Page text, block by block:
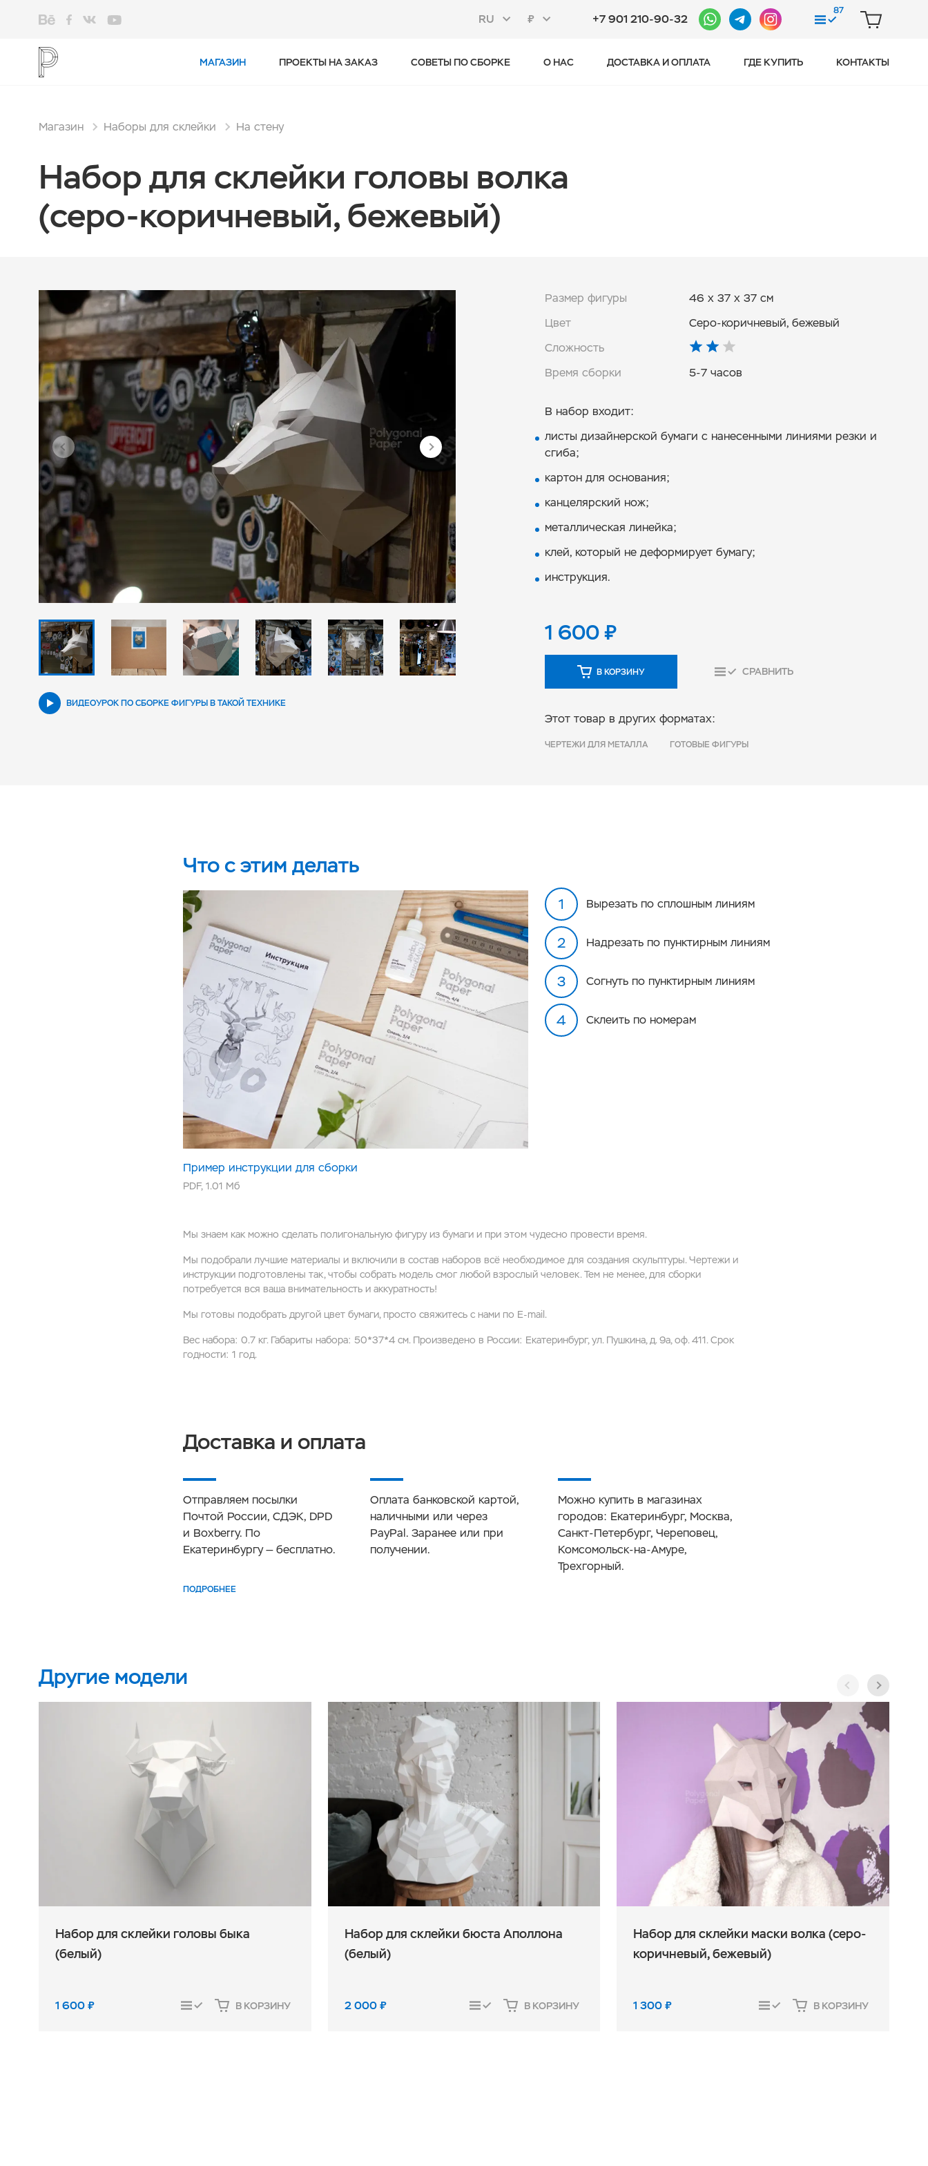
RU ₽ +7 901 210-90-32
87
СРАВНЕНИЕКОРЗИНА
МАГАЗИН ПРОЕКТЫ НА ЗАКАЗ СОВЕТЫ ПО СБОРКЕ О НАС ДОСТАВКА И ОПЛАТА ГДЕ КУПИТЬ КОНТАКТЫ
Магазин Наборы для склейки На стену
Набор для склейки головы волка
(серо-коричневый, бежевый)
ВИДЕОУРОК ПО СБОРКЕ ФИГУРЫ В ТАКОЙ ТЕХНИКЕ
Размер фигуры
46 x 37 x 37 см
Цвет
Серо-коричневый, бежевый
Сложность
Время сборки
5-7 часов
В набор входит:
листы дизайнерской бумаги с нанесенными линиями резки и
сгиба;
картон для основания;
канцелярский нож;
металлическая линейка;
клей, который не деформирует бумагу;
инструкция.
1 600₽
В КОРЗИНУ СРАВНИТЬ
Этот товар в других форматах:
ЧЕРТЕЖИ ДЛЯ МЕТАЛЛА ГОТОВЫЕ ФИГУРЫ
Что с этим делать
Пример инструкции для сборки
PDF,1.01 Мб
Вырезать по сплошным линиям
Надрезать по пунктирным линиям
Согнуть по пунктирным линиям
Склеить по номерам
Мы знаем как можно сделать полигональную фигуру из бумаги и при этом чудесно провести время.
Мы подобрали лучшие материалы и включили в состав наборов всё необходимое для создания скульптуры. Чертежи и
инструкции подготовлены так, чтобы собрать модель смог любой взрослый человек. Тем не менее, для сборки
потребуется вся ваша внимательность и аккуратность!
Мы готовы подобрать другой цвет бумаги, просто свяжитесь с нами по E-mail.
Вес набора: 0.7 кг. Габариты набора: 50*37*4 см. Произведено в России: Екатеринбург, ул. Пушкина, д. 9а, оф. 411. Срок
годности: 1 год.
Доставка и оплата
Отправляем посылки
Почтой России, СДЭК, DPD
и Boxberry. По
Екатеринбургу — бесплатно.
Оплата банковской картой,
наличными или через
PayPal. Заранее или при
получении.
Можно купить в магазинах
городов: Екатеринбург, Москва,
Санкт-Петербург, Череповец,
Комсомольск-на-Амуре,
Трехгорный.
ПОДРОБНЕЕ
Другие модели
Набор для склейки головы быка
(белый)
1 600₽ СРАВНИТЬ В КОРЗИНУ
Набор для склейки бюста Аполлона
(белый)
2 000₽ СРАВНИТЬ В КОРЗИНУ
Набор для склейки маски волка (серо-
коричневый, бежевый)
1 300₽ СРАВНИТЬ В КОРЗИНУ